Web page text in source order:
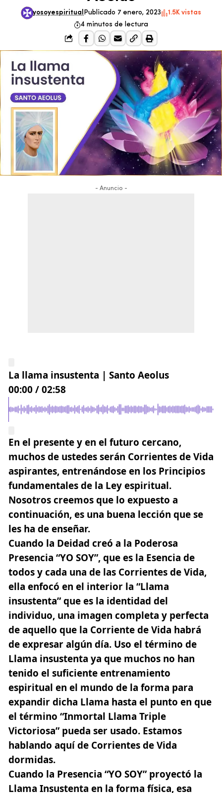
yosoyespiritual Publicado 7 enero, 2023
1.5K vistas
4 minutos de lectura
- Anuncio -
La llama insustenta | Santo Aeolus
00:00 /02:58
En el presente y en el futuro cercano,
muchos de ustedes serán Corrientes de Vida
aspirantes, entrenándose en los Principios
fundamentales de la Ley espiritual.
Nosotros creemos que lo expuesto a
continuación, es una buena lección que se
les ha de enseñar.
Cuando la Deidad creó a la Poderosa
Presencia “YO SOY”, que es la Esencia de
todos y cada una de las Corrientes de Vida,
ella enfocó en el interior la “Llama
insustenta” que es la identidad del
individuo, una imagen completa y perfecta
de aquello que la Corriente de Vida habrá
de expresar algún día. Uso el término de
Llama insustenta ya que muchos no han
tenido el suficiente entrenamiento
espiritual en el mundo de la forma para
expandir dicha Llama hasta el punto en que
el término “Inmortal Llama Triple
Victoriosa” pueda ser usado. Estamos
hablando aquí de Corrientes de Vida
dormidas.
Cuando la Presencia “YO SOY” proyectó la
Llama Insustenta en la forma física, esa